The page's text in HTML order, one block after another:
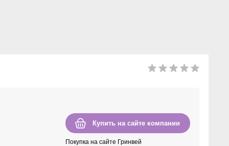
Купить на сайте компании
Покупка на сайте Гринвей